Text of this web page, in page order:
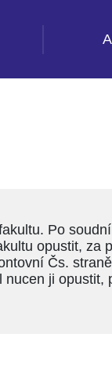
Po
opustit, za
Čs.
ji opustit,